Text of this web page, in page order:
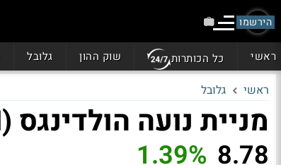
הירשמו
ראשי כל הכותרות שוק ההון גלובל
ראשי גלובל
מניית נועה הולדינגס (NOAH)
8.78
1.39%